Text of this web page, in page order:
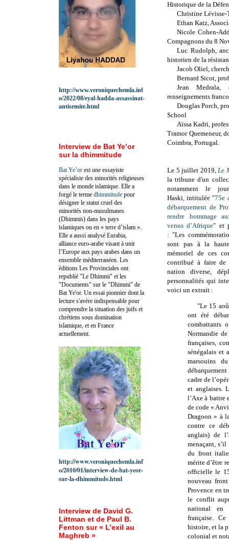
Historique de la
Christine Lévisse-
Ethan Katz,
Nicole Cohen-
Compagnons du 8
Luc Rudolph,
historien de la
Jacob Oliel,
Bernard Sicot,
Jean Medrala,
renseignements
Douglas Porch,
School
Aïssa Kadri,
Tramor Quemeneur,
Coimbra, Portugal.
Le 5 juillet 2019,Le
la tribune d'un
notamment le
Haski, intitulée "75e
débarquement de
rendre hommage
venus d’Afrique" et
:"Les
sont pas à la
mémoriel de ces
contribué à faire de
nation diverse,
personnalités qui
voici un extrait :
"Le 15
ont été
combattants
Normandie
françaises,
sénégalais et
marsouins
cadre de
et anglaises.
l’Axe à battre
de code «
Dragoon » à
contre ce
anglais) de
menaçant,
du front
mérite d’être
officielle le
nouveau
Provence en
le conflit
national en
française. Ce
histoire, et la
colonial et
http://www.veroniquechemla.inf
o/2022/08/eyal-hadda-assassinat-
antisemite.html
Interview de Bat Ye’or
sur la dhimmitude
Bat Ye’or est une essayiste
spécialiste des minorités religieuses
dans le monde islamique. Elle a
forgé le terme dhimmitude pour
désigner le statut cruel des
minorités non-musulmanes
(Dhimmis) dans les pays
islamiques ou en « terre d’islam ».
Elle a aussi analysé Eurabia,
alliance euro-arabe visant à unir
l’Europe aux pays arabes dans un
ensemble méditerranéen. Les
éditions Les Provinciales ont
republié "Le Dhimmi" et les
"Documents" sur le "Dhimmi" de
Bat Ye'or. Un essai pionnier dont la
lecture s'avère indispensable pour
comprendre la situation des juifs et
chrétiens sous domination
islamique, et en France
actuellement.
http://www.veroniquechemla.inf
o/2010/01/interview-de-bat-yeor-
sur-la-dhimmitude.html
Interview de David G.
Littman et de Paul B.
Fenton sur « L’exil au
Maghreb »